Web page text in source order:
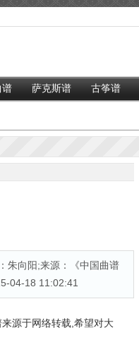
谱 萨克斯谱 古筝谱
朱向阳;来源：《中国曲谱
04-18 11:02:41
源于网络转载,希望对大